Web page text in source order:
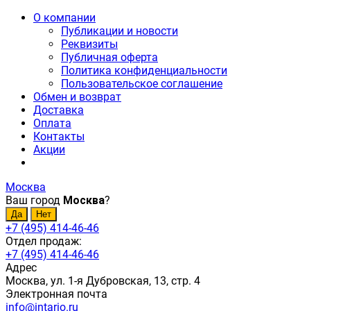
О компании
Публикации и новости
Реквизиты
Публичная оферта
Политика конфиденциальности
Пользовательское соглашение
Обмен и возврат
Доставка
Оплата
Контакты
Акции
Москва
Ваш город Москва?
+7 (495) 414-46-46
Отдел продаж:
+7 (495) 414-46-46
Адрес
Москва, ул. 1-я Дубровская, 13, стр. 4
Электронная почта
info@intario.ru